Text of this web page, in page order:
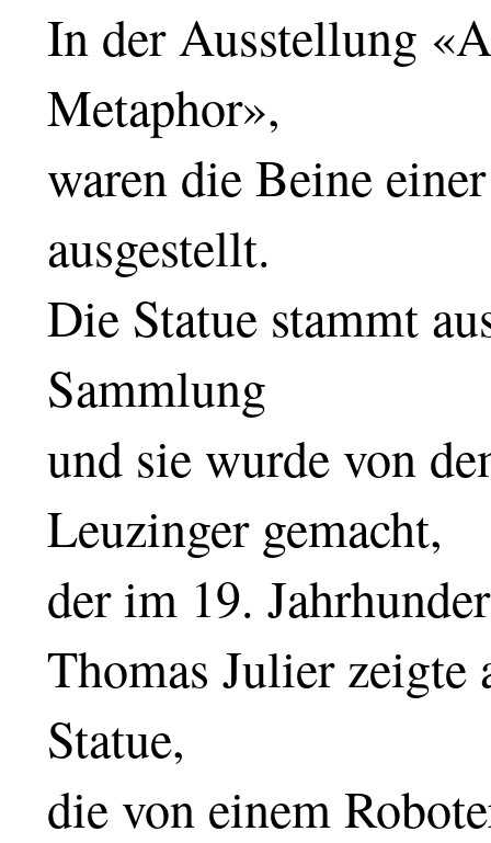
In der Ausstellung
Metaphor»,
waren die Beine
ausgestellt.
Die Statue stammt
Sammlung
und sie wurde von
Leuzinger gemacht,
der im 19.
Thomas Julier zeigte
Statue,
die von einem